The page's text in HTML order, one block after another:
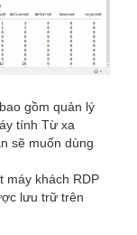
gồm quản lý
tính Từ xa
sẽ muốn dùng
máy khách RDP
lưu trữ trên